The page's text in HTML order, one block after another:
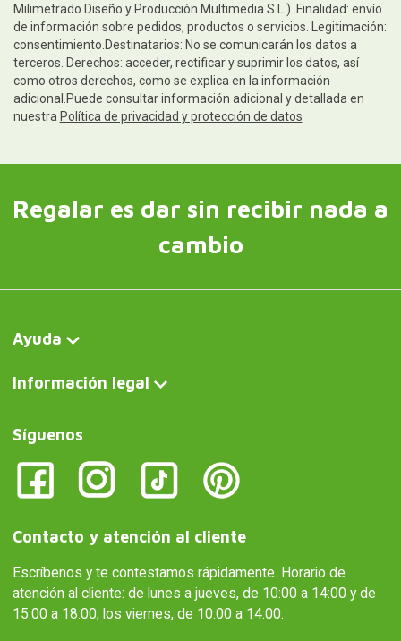
Milimetrado Diseño y Producción Multimedia S.L.). Finalidad: envío
de información sobre pedidos, productos o servicios. Legitimación:
consentimiento.Destinatarios: No se comunicarán los datos a
terceros. Derechos: acceder, rectificar y suprimir los datos, así
como otros derechos, como se explica en la información
adicional.Puede consultar información adicional y detallada en
nuestra Política de privacidad y protección de datos
Regalar es dar sin recibir nada a
cambio
Ayuda
Información legal
Síguenos
Contacto y atención al cliente
Escríbenos y te contestamos rápidamente. Horario de
atención al cliente: de lunes a jueves, de 10:00 a 14:00 y de
15:00 a 18:00; los viernes, de 10:00 a 14:00.